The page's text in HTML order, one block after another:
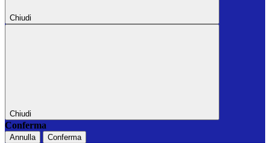
Chiudi
Chiudi
Conferma
Annulla Conferma